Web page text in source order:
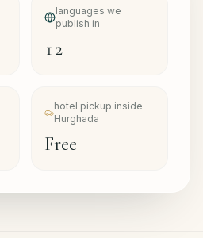
languages we
publish in
12
hotel pickup inside
Hurghada
Free